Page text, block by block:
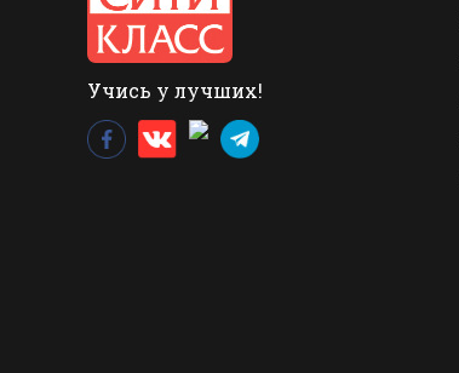
Учись у лучших!